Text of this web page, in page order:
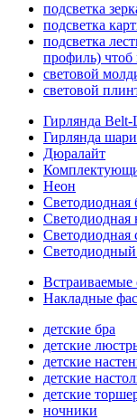
подсветка
подсветка
подсветка
профиль) чтоб
световой
световой
Гирлянда Belt-
Гирлянда
Дюралайт
Неон
Светодиодная
Светодиодная
Светодиодная
Светодиодный
Встраиваемые
Накладные
детские бра
детские
детские
детские
детские
ночники